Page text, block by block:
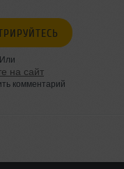
Или
на сайт
комментарий